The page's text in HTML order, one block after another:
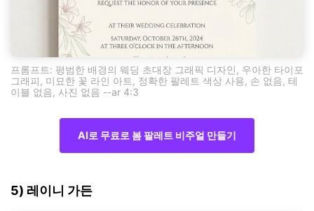
프롬프트: 평범한 배경의 웨딩 초대장 그래픽 디자인, 우아한 타이포
그래피, 미묘한 꽃 라인 아트, 정확한 팔레트 색상 사용, 손 없음, 테
이블 없음, 사진 없음 --ar 4:3
AI로 무료로 봄 팔레트 비주얼 만들기
5) 레이니 가든